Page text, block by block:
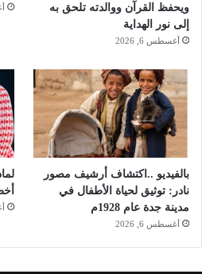
ويحفظ القرآن ووالدته تلحق به
إلى نور الهداية
أغسطس 6, 2026
بالفيديو ..اكتشاف أرشيف مصور
نادر: توثيق لحياة الأطفال في
مدينة جدة عام 1928م
أغسطس 6, 2026